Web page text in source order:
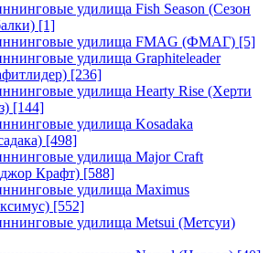
удилища Fish Season (Сезон
[1]
удилища FMAG (ФМАГ) [5]
удилища Graphiteleader
[236]
удилища Hearty Rise (Херти
[144]
удилища Kosadaka
[498]
удилища Major Craft
Крафт) [588]
удилища Maximus
[552]
удилища Metsui (Метсуи)